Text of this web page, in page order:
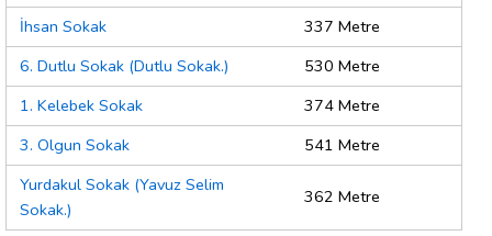
İhsan Sokak
337 Metre
6. Dutlu Sokak (Dutlu Sokak.)
530 Metre
1. Kelebek Sokak
374 Metre
3. Olgun Sokak
541 Metre
Yurdakul Sokak (Yavuz Selim
Sokak.)
362 Metre